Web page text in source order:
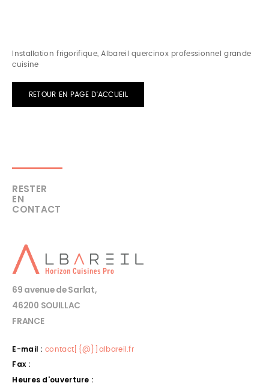
Installation frigorifique, Albareil quercinox professionnel grande
cuisine
RETOUR EN PAGE D'ACCUEIL
RESTER
EN
CONTACT
69 avenue de Sarlat,
46200 SOUILLAC
FRANCE
E-mail : contact[{@}]albareil.fr
Fax :
Heures d'ouverture :